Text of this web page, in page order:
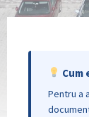
Pentru a